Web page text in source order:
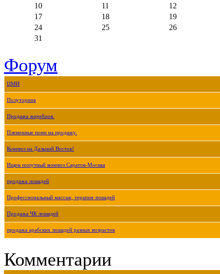
10
11
12
17
18
19
24
25
26
31
Форум
ЦМИ
Полуторник
Продажа жеребцов.
Племенные пони на продажу.
Коневоз на Дальний Восток!
Ищем попутный коневоз Саратов-Москва
продажа лошадей
Профессиональный массаж, терапия лошадей
Продажа ЧК лошадей
продажа арабских лошадей разных возрастов
Комментарии